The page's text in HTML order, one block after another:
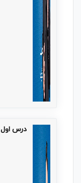
درس اول